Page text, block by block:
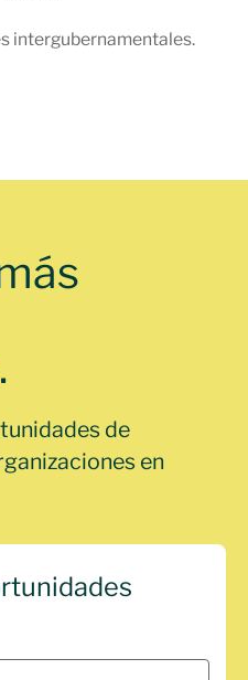
intergubernamentales.
de
en